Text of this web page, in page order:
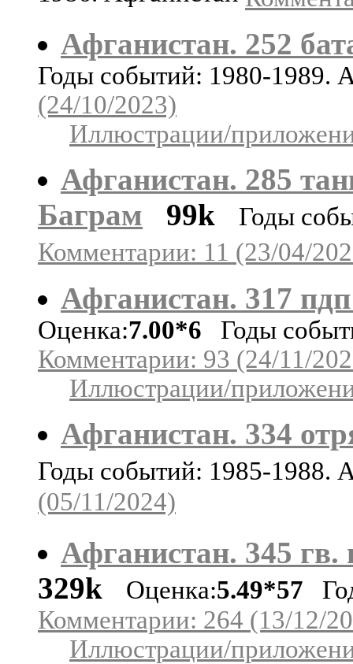
Афганистан. 252
Годы событий: 1980-1989.
(24/10/2023)
Иллюстрации/
Афганистан. 285
Баграм
99k
Годы
Комментарии: 11 (23/04/
Афганистан. 317
Оценка:7.00*6 Годы
Комментарии: 93 (24/11/
Иллюстрации/
Афганистан. 334
Годы событий: 1985-1988.
(05/11/2024)
Афганистан. 345
329k
Оценка:5.49*57
Комментарии: 264 (13/12/
Иллюстрации/